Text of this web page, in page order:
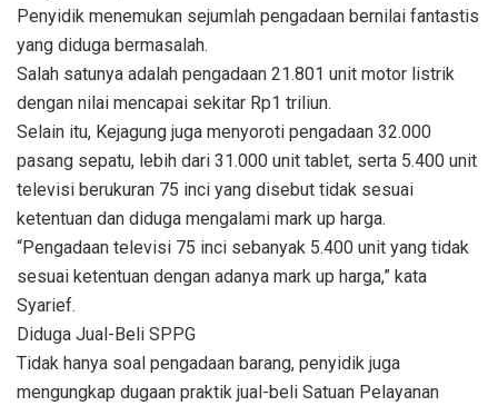
Penyidik menemukan sejumlah pengadaan bernilai fantastis
yang diduga bermasalah.
Salah satunya adalah pengadaan 21.801 unit motor listrik
dengan nilai mencapai sekitar Rp1 triliun.
Selain itu, Kejagung juga menyoroti pengadaan 32.000
pasang sepatu, lebih dari 31.000 unit tablet, serta 5.400 unit
televisi berukuran 75 inci yang disebut tidak sesuai
ketentuan dan diduga mengalami mark up harga.
“Pengadaan televisi 75 inci sebanyak 5.400 unit yang tidak
sesuai ketentuan dengan adanya mark up harga,” kata
Syarief.
Diduga Jual-Beli SPPG
Tidak hanya soal pengadaan barang, penyidik juga
mengungkap dugaan praktik jual-beli Satuan Pelayanan